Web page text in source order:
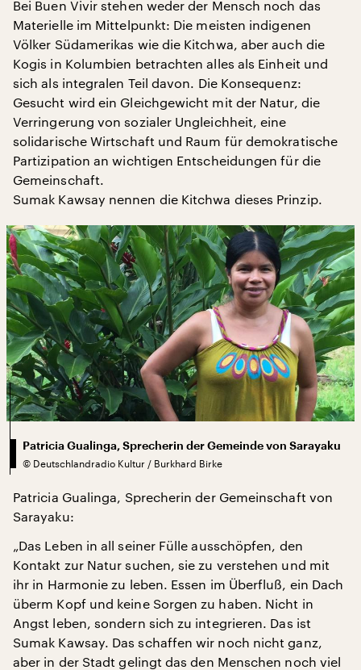
Bei Buen Vivir stehen weder der Mensch noch das
Materielle im Mittelpunkt: Die meisten indigenen
Völker Südamerikas wie die Kitchwa, aber auch die
Kogis in Kolumbien betrachten alles als Einheit und
sich als integralen Teil davon. Die Konsequenz:
Gesucht wird ein Gleichgewicht mit der Natur, die
Verringerung von sozialer Ungleichheit, eine
solidarische Wirtschaft und Raum für demokratische
Partizipation an wichtigen Entscheidungen für die
Gemeinschaft.
Sumak Kawsay nennen die Kitchwa dieses Prinzip.
Patricia Gualinga, Sprecherin der Gemeinde von Sarayaku
© Deutschlandradio Kultur / Burkhard Birke
Patricia Gualinga, Sprecherin der Gemeinschaft von
Sarayaku:
„Das Leben in all seiner Fülle ausschöpfen, den
Kontakt zur Natur suchen, sie zu verstehen und mit
ihr in Harmonie zu leben. Essen im Überfluß, ein Dach
überm Kopf und keine Sorgen zu haben. Nicht in
Angst leben, sondern sich zu integrieren. Das ist
Sumak Kawsay. Das schaffen wir noch nicht ganz,
aber in der Stadt gelingt das den Menschen noch viel